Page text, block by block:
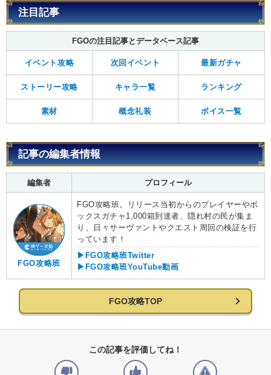
注目記事
FGOの注目記事とデータベース記事
イベント攻略 次回イベント 最新ガチャ
ストーリー攻略 キャラ一覧 ランキング
素材 概念礼装 ボイス一覧
記事の編集者情報
編集者 プロフィール
FGO攻略班
FGO攻略班。リリース当初からのプレイヤーやボ
ックスガチャ1,000箱到達者、隠れ村の民が集ま
り、日々サーヴァントやクエスト周回の検証を行
っています！
▶FGO攻略班Twitter
▶FGO攻略班YouTube動画
FGO攻略TOP
この記事を評価してね！